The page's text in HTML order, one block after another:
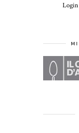
Login
MI